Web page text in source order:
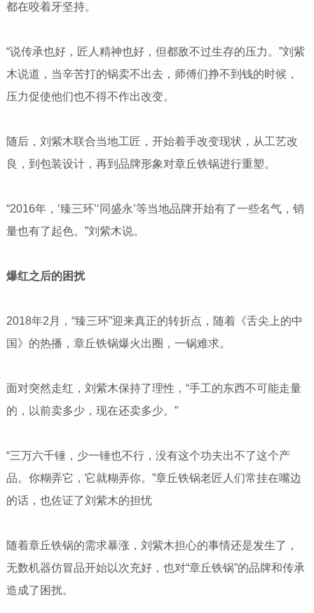
都在咬着牙坚持。
“说传承也好，匠人精神也好，但都敌不过生存的压力。”刘紫
木说道，当辛苦打的锅卖不出去，师傅们挣不到钱的时候，
压力促使他们也不得不作出改变。
随后，刘紫木联合当地工匠，开始着手改变现状，从工艺改
良，到包装设计，再到品牌形象对章丘铁锅进行重塑。
“2016年，‘臻三环’‘同盛永’等当地品牌开始有了一些名气，销
量也有了起色。”刘紫木说。
爆红之后的困扰
2018年2月，“臻三环”迎来真正的转折点，随着《舌尖上的中
国》的热播，章丘铁锅爆火出圈，一锅难求。
面对突然走红，刘紫木保持了理性，“手工的东西不可能走量
的，以前卖多少，现在还卖多少。”
“三万六千锤，少一锤也不行，没有这个功夫出不了这个产
品。你糊弄它，它就糊弄你。”章丘铁锅老匠人们常挂在嘴边
的话，也佐证了刘紫木的担忧
随着章丘铁锅的需求暴涨，刘紫木担心的事情还是发生了，
无数机器仿冒品开始以次充好，也对“章丘铁锅”的品牌和传承
造成了困扰。